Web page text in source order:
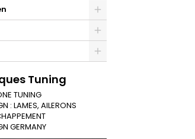
Tuning
TUNING
: LAMES, AILERONS
GERMANY